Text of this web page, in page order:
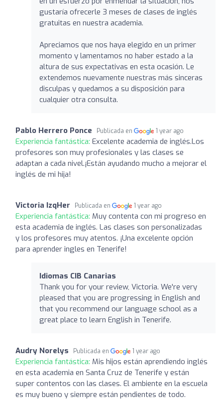
gustaría ofrecerle 3 meses de clases de inglés
gratuitas en nuestra academia.
Apreciamos que nos haya elegido en un primer
momento y lamentamos no haber estado a la
altura de sus expectativas en esta ocasión. Le
extendemos nuevamente nuestras más sinceras
disculpas y quedamos a su disposición para
cualquier otra consulta.
Pablo Herrero Ponce Publicada en 1 year ago
Experiencia fantástica: Excelente academia de inglés.Los
profesores son muy profesionales y las clases se
adaptan a cada nivel.¡Están ayudando mucho a mejorar el
inglés de mi hija!
Victoria IzqHer Publicada en 1 year ago
Experiencia fantástica: Muy contenta con mi progreso en
esta academia de inglés. Las clases son personalizadas
y los profesores muy atentos. ¡Una excelente opción
para aprender ingles en Tenerife!
Idiomas CIB Canarias
Thank you for your review, Victoria. We're very
pleased that you are progressing in English and
that you recommend our language school as a
great place to learn English in Tenerife.
Audry Norelys Publicada en 1 year ago
Experiencia fantástica: Mis hijos están aprendiendo inglés
en esta academia en Santa Cruz de Tenerife y están
super contentos con las clases. El ambiente en la escuela
es muy bueno y siempre están pendientes de todo.